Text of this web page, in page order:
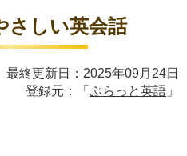
さしい英会話
終更新日：2025年09月24日
登録元：「 ぷらっと英語 」